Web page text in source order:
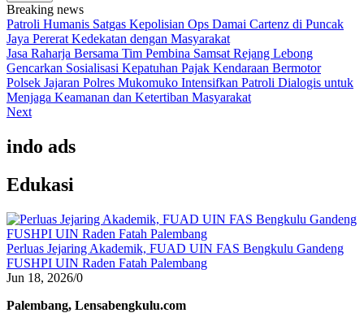
Breaking news
Patroli Humanis Satgas Kepolisian Ops Damai Cartenz di Puncak
Jaya Pererat Kedekatan dengan Masyarakat
Jasa Raharja Bersama Tim Pembina Samsat Rejang Lebong
Gencarkan Sosialisasi Kepatuhan Pajak Kendaraan Bermotor
Polsek Jajaran Polres Mukomuko Intensifkan Patroli Dialogis untuk
Menjaga Keamanan dan Ketertiban Masyarakat
Next
indo ads
Edukasi
Perluas Jejaring Akademik, FUAD UIN FAS Bengkulu Gandeng
FUSHPI UIN Raden Fatah Palembang
Jun 18, 2026/0
Palembang, Lensabengkulu.com